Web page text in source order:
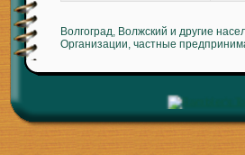
Волгоград, Волжский и другие
Организации, частные